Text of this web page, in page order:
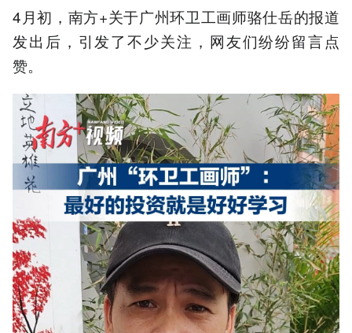
4月初，南方+关于广州环卫工画师骆仕岳的报道
发出后，引发了不少关注，网友们纷纷留言点
赞。